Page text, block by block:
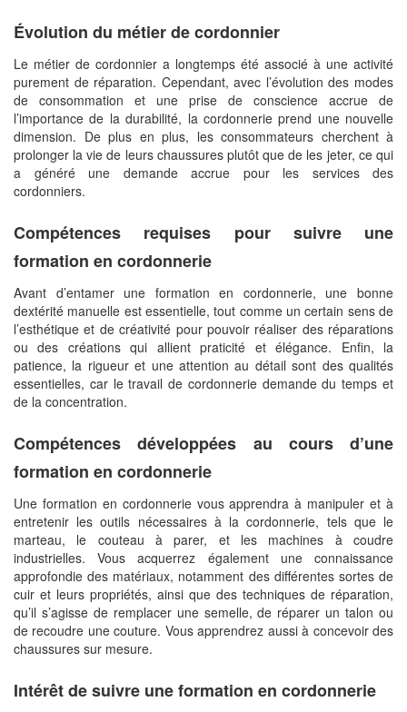
Évolution du métier de cordonnier
Le métier de cordonnier a longtemps été associé à une activité
purement de réparation. Cependant, avec l’évolution des modes
de consommation et une prise de conscience accrue de
l’importance de la durabilité, la cordonnerie prend une nouvelle
dimension. De plus en plus, les consommateurs cherchent à
prolonger la vie de leurs chaussures plutôt que de les jeter, ce qui
a généré une demande accrue pour les services des
cordonniers.
Compétences requises pour suivre une
formation en cordonnerie
Avant d’entamer une formation en cordonnerie, une bonne
dextérité manuelle est essentielle, tout comme un certain sens de
l’esthétique et de créativité pour pouvoir réaliser des réparations
ou des créations qui allient praticité et élégance. Enfin, la
patience, la rigueur et une attention au détail sont des qualités
essentielles, car le travail de cordonnerie demande du temps et
de la concentration.
Compétences développées au cours d’une
formation en cordonnerie
Une formation en cordonnerie vous apprendra à manipuler et à
entretenir les outils nécessaires à la cordonnerie, tels que le
marteau, le couteau à parer, et les machines à coudre
industrielles. Vous acquerrez également une connaissance
approfondie des matériaux, notamment des différentes sortes de
cuir et leurs propriétés, ainsi que des techniques de réparation,
qu’il s’agisse de remplacer une semelle, de réparer un talon ou
de recoudre une couture. Vous apprendrez aussi à concevoir des
chaussures sur mesure.
Intérêt de suivre une formation en cordonnerie